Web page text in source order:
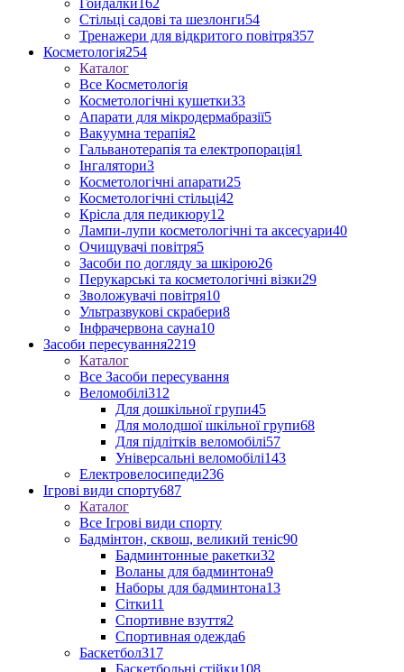
Гойдалки162
Стільці садові та шезлонги54
Тренажери для відкритого повітря357
Косметологія254
Каталог
Все Косметологія
Косметологічні кушетки33
Апарати для мікродермабразії5
Вакуумна терапія2
Гальванотерапія та електропорація1
Інгалятори3
Косметологічні апарати25
Косметологічні стільці42
Крісла для педикюру12
Лампи-лупи косметологічні та аксесуари40
Очищувачі повітря5
Засоби по догляду за шкірою26
Перукарські та косметологічні візки29
Зволожувачі повітря10
Ультразвукові скрабери8
Інфрачервона сауна10
Засоби пересування2219
Каталог
Все Засоби пересування
Веломобілі312
Для дошкільної групи45
Для молодшої шкільної групи68
Для підлітків веломобілі57
Універсальні веломобілі143
Електровелосипеди236
Ігрові види спорту687
Каталог
Все Ігрові види спорту
Бадмінтон, сквош, великий теніс90
Бадминтонные ракетки32
Воланы для бадминтона9
Наборы для бадминтона13
Сітки11
Спортивне взуття2
Спортивная одежда6
Баскетбол317
Баскетбольні стійки108